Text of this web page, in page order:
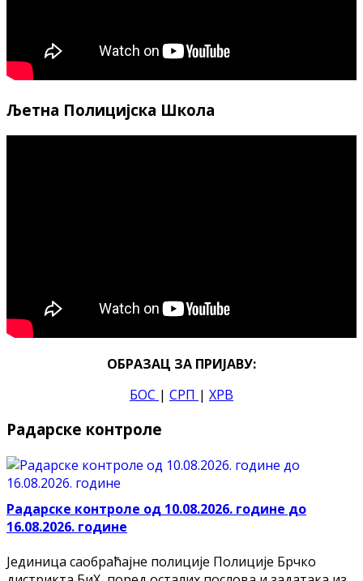
Љетна Полицијска Школа
ОБРАЗАЦ ЗА ПРИЈАВУ:
БОС | СРП | ХРВ
Радарске контроле
Радарске контроле од 10.08.2026. године до
16.08.2026. године
Јединица саобраћајне полиције Полиције Брчко